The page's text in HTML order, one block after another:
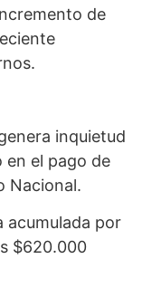
de
inquietud
en el pago de
Nacional.
acumulada por
$620.000